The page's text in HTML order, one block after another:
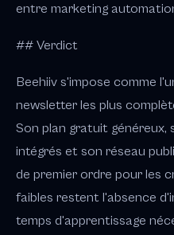
entre marketing
## Verdict
Beehiiv s'impose comme
newsletter les plus
Son plan gratuit
intégrés et son réseau
de premier ordre pour les
faibles restent l'absence
temps d'apprentissage